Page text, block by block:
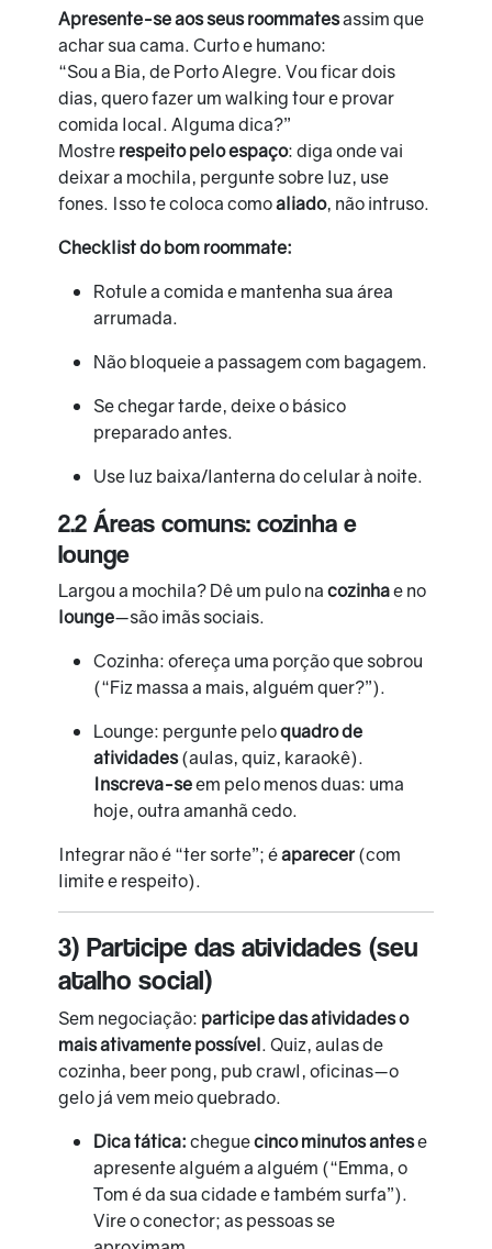
Apresente-se aos seus roommatesassim que
achar sua cama. Curto e humano:
“Sou a Bia, de Porto Alegre. Vou ficar dois
dias, quero fazer um walking tour e provar
comida local. Alguma dica?”
Mostre respeito pelo espaço: diga onde vai
deixar a mochila, pergunte sobre luz, use
fones. Isso te coloca comoaliado, não intruso.
Checklist do bom roommate:
Rotule a comida e mantenha sua área
arrumada.
Não bloqueie a passagem com bagagem.
Se chegar tarde, deixe o básico
preparado antes.
Use luz baixa/lanterna do celular à noite.
2.2 Áreas comuns: cozinha e
lounge
Largou a mochila? Dê um pulo na cozinhae no
lounge—são imãs sociais.
Cozinha: ofereça uma porção que sobrou
(“Fiz massa a mais, alguém quer?”).
Lounge: pergunte peloquadro de
atividades(aulas, quiz, karaokê).
Inscreva-seem pelo menos duas: uma
hoje, outra amanhã cedo.
Integrar não é “ter sorte”; éaparecer(com
limite e respeito).
3) Participe das atividades (seu
atalho social)
Sem negociação: participe das atividades o
mais ativamente possível. Quiz, aulas de
cozinha, beer pong, pub crawl, oficinas—o
gelo já vem meio quebrado.
Dica tática: cheguecinco minutos antese
apresente alguém a alguém (“Emma, o
Tom é da sua cidade e também surfa”).
Vire o conector; as pessoas se